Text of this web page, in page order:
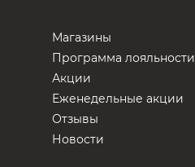
Магазины
Программа лояльности
Акции
Еженедельные акции
Отзывы
Новости